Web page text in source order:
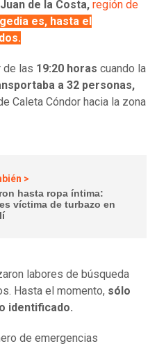
de la Costa, región de
es, hasta el
.
de las 19:20 horas cuando la
a 32 personas,
Caleta Cóndor hacia la zona
>
hasta ropa íntima:
víctima de turbazo en
labores de búsqueda
Hasta el momento, sólo
identificado.
de emergencias